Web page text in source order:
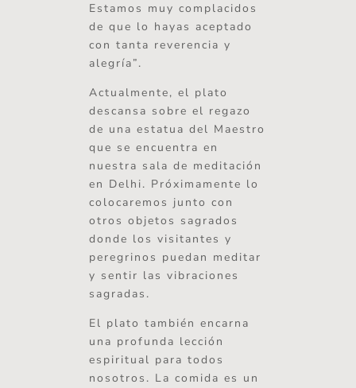
Estamos muy complacidos
de que lo hayas aceptado
con tanta reverencia y
alegría”.
Actualmente, el plato
descansa sobre el regazo
de una estatua del Maestro
que se encuentra en
nuestra sala de meditación
en Delhi. Próximamente lo
colocaremos junto con
otros objetos sagrados
donde los visitantes y
peregrinos puedan meditar
y sentir las vibraciones
sagradas.
El plato también encarna
una profunda lección
espiritual para todos
nosotros. La comida es un